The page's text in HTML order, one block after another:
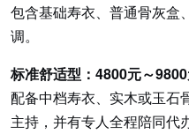
包含基础寿衣、普通骨灰盒
调。
标准舒适型：4800元～
配备中档寿衣、实木或玉石
主持，并有专人全程陪同代